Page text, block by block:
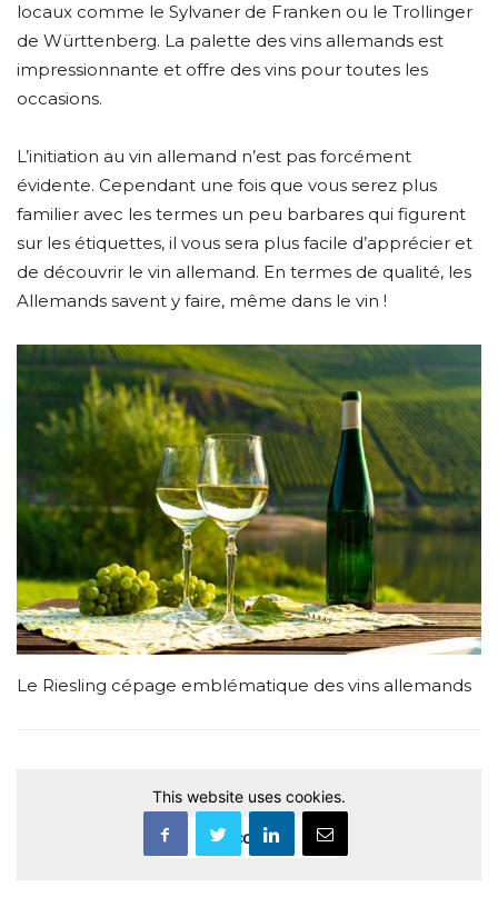
locaux comme le Sylvaner de Franken ou le Trollinger
de Württenberg. La palette des vins allemands est
impressionnante et offre des vins pour toutes les
occasions.
L’initiation au vin allemand n’est pas forcément
évidente. Cependant une fois que vous serez plus
familier avec les termes un peu barbares qui figurent
sur les étiquettes, il vous sera plus facile d’apprécier et
de découvrir le vin allemand. En termes de qualité, les
Allemands savent y faire, même dans le vin !
Le Riesling cépage emblématique des vins allemands
This website uses cookies.
Accept